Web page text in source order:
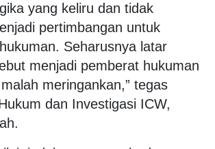
yang keliru dan tidak
pertimbangan untuk
Seharusnya latar
menjadi pemberat hukuman
meringankan,” tegas
dan Investigasi ICW,